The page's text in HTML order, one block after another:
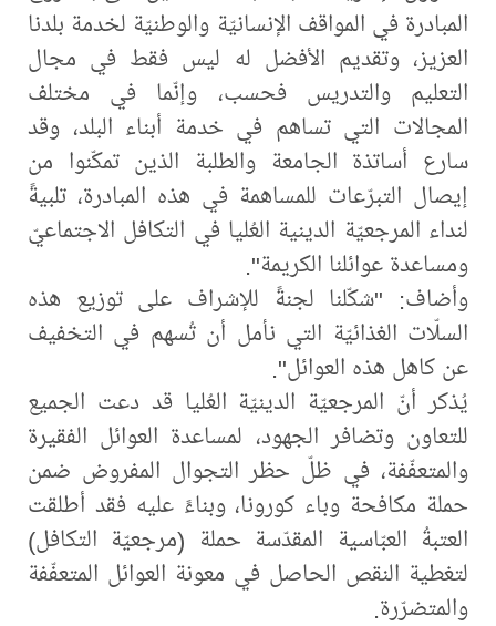
المبادرة في المواقف الإنسانيّة والوطنيّة لخدمة بلدنا
العزيز، وتقديم الأفضل له ليس فقط في مجال
التعليم والتدريس فحسب، وإنّما في مختلف
المجالات التي تساهم في خدمة أبناء البلد، وقد
سارع أساتذة الجامعة والطلبة الذين تمكّنوا من
إيصال التبرّعات للمساهمة في هذه المبادرة، تلبيةً
لنداء المرجعيّة الدينية العُليا في التكافل الاجتماعيّ
ومساعدة عوائلنا الكريمة".
وأضاف: "شكّلنا لجنةً للإشراف على توزيع هذه
السلّات الغذائيّة التي نأمل أن تُسهم في التخفيف
عن كاهل هذه العوائل".
يُذكر أنّ المرجعيّة الدينيّة العُليا قد دعت الجميع
للتعاون وتضافر الجهود، لمساعدة العوائل الفقيرة
والمتعفّفة، في ظلّ حظر التجوال المفروض ضمن
حملة مكافحة وباء كورونا، وبناءً عليه فقد أطلقت
العتبةُ العبّاسية المقدّسة حملة (مرجعيّة التكافل)
لتغطية النقص الحاصل في معونة العوائل المتعفّفة
والمتضرّرة.